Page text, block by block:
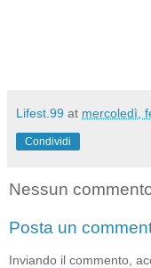
Lifest.99 at mercoledì,
Condividi
Nessun
Posta un
Inviando il commento,